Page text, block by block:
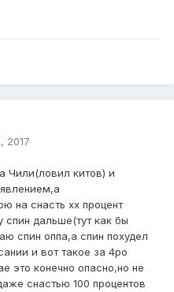
2017
Чили(ловил китов) и
на снасть хх процент
спин дальше(тут как бы
спин оппа,а спин похудел
и вот такое за 4ро
это конечно опасно,но не
снастью 100 процентов